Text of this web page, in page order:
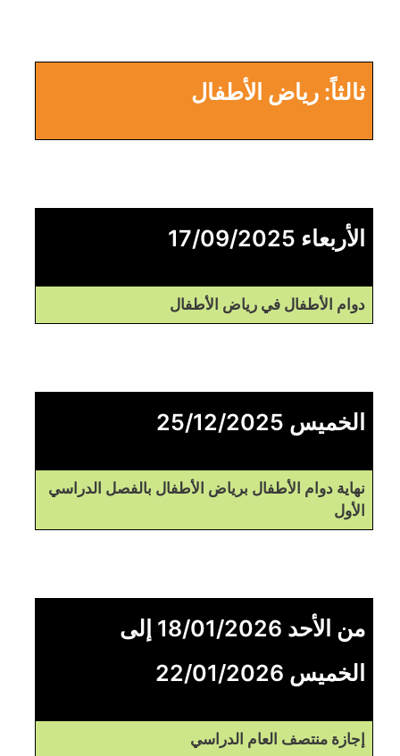
ثالثاً: رياض الأطفال
الأربعاء 17/09/2025
دوام الأطفال في رياض الأطفال
الخميس 25/12/2025
نهاية دوام الأطفال برياض الأطفال بالفصل الدراسي
الأول
من الأحد 18/01/2026 إلى
الخميس 22/01/2026
إجازة منتصف العام الدراسي